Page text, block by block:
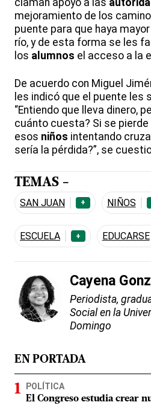
mejoramiento de los
puente para que haya
río, y de esta forma se les
los alumnos el acceso a la
De acuerdo con Miguel
les indicó que el puente les
“Entiendo que lleva dinero,
cuánto cuesta? Si se pierde
esos niños intentando
sería la pérdida?”, se
TEMAS -
SAN JUAN + NIÑOS
ESCUELA + EDUCARSE
Cayena
Periodista,
Social en la
Domingo
EN PORTADA
POLÍTICA
El Congreso estudia crear